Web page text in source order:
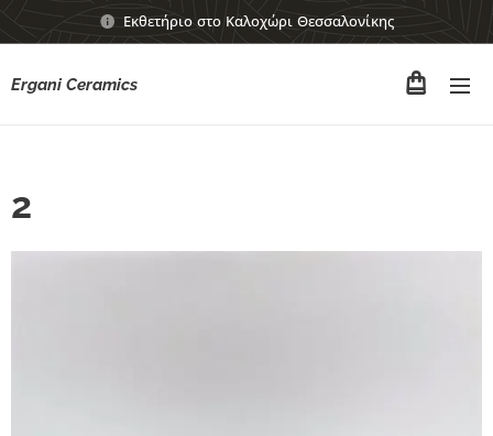
Εκθετήριο στο Καλοχώρι Θεσσαλονίκης
Ergani Ceramics
2